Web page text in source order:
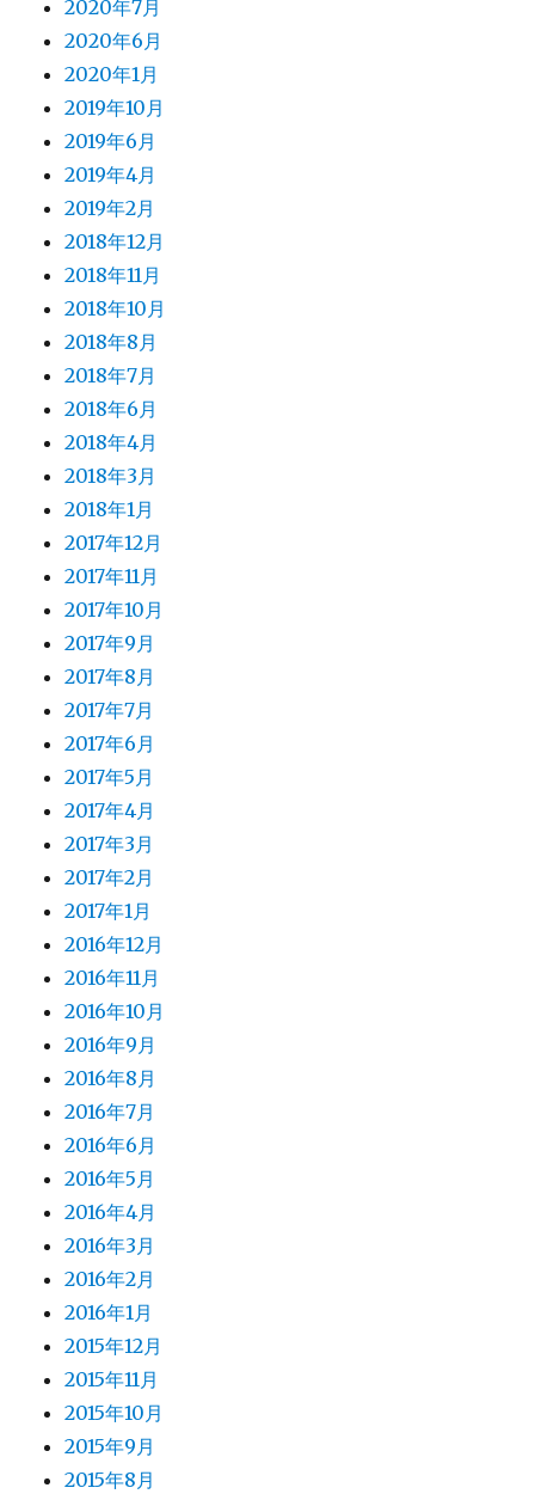
2020年7月
2020年6月
2020年1月
2019年10月
2019年6月
2019年4月
2019年2月
2018年12月
2018年11月
2018年10月
2018年8月
2018年7月
2018年6月
2018年4月
2018年3月
2018年1月
2017年12月
2017年11月
2017年10月
2017年9月
2017年8月
2017年7月
2017年6月
2017年5月
2017年4月
2017年3月
2017年2月
2017年1月
2016年12月
2016年11月
2016年10月
2016年9月
2016年8月
2016年7月
2016年6月
2016年5月
2016年4月
2016年3月
2016年2月
2016年1月
2015年12月
2015年11月
2015年10月
2015年9月
2015年8月